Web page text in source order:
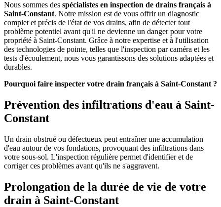
Nous sommes des spécialistes en inspection de drains français à
Saint-Constant. Notre mission est de vous offrir un diagnostic
complet et précis de l'état de vos drains, afin de détecter tout
problème potentiel avant qu'il ne devienne un danger pour votre
propriété à Saint-Constant. Grâce à notre expertise et à l'utilisation
des technologies de pointe, telles que l'inspection par caméra et les
tests d'écoulement, nous vous garantissons des solutions adaptées et
durables.
Pourquoi faire inspecter votre drain français à Saint-Constant ?
Prévention des infiltrations d'eau à Saint-
Constant
Un drain obstrué ou défectueux peut entraîner une accumulation
d'eau autour de vos fondations, provoquant des infiltrations dans
votre sous-sol. L'inspection régulière permet d'identifier et de
corriger ces problèmes avant qu'ils ne s'aggravent.
Prolongation de la durée de vie de votre
drain à Saint-Constant